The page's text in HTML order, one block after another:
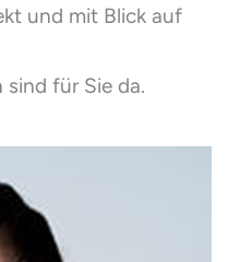
und mit Blick auf
für Sie da.